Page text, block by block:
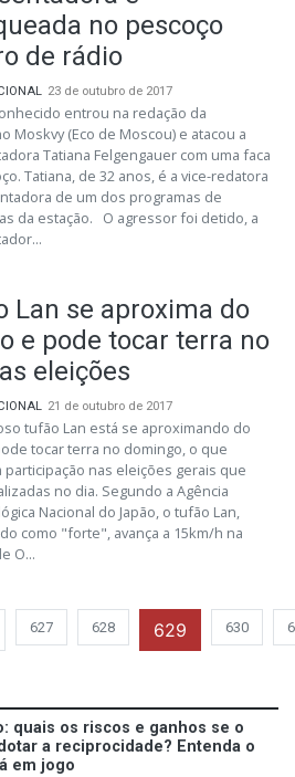
no pescoço
de rádio
23 de outubro de 2017
entrou na redação da
Moskvy (Eco de Moscou) e atacou a
Tatiana Felgengauer com uma faca
Tatiana, de 32 anos, é a vice-redatora
de um dos programas de
da estação. O agressor foi detido, a
Lan se aproxima do
e pode tocar terra no
eleições
21 de outubro de 2017
tufão Lan está se aproximando do
tocar terra no domingo, o que
participação nas eleições gerais que
no dia. Segundo a Agência
Nacional do Japão, o tufão Lan,
como "forte", avança a 15km/h na
O...
627 628 629 630
quais os riscos e ganhos se o
a reciprocidade? Entenda o
em jogo